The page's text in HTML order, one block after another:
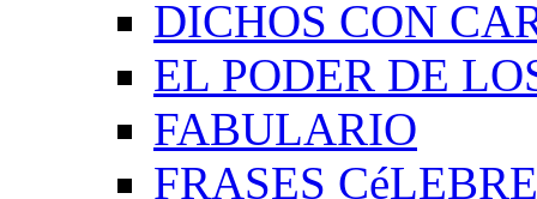
DICHOS CON
EL PODER DE
FABULARIO
FRASES